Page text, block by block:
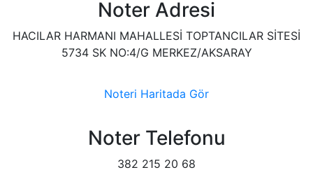
Noter Adresi
HACILAR HARMANI MAHALLESİ TOPTANCILAR SİTESİ
5734 SK NO:4/G MERKEZ/AKSARAY
Noteri Haritada Gör
Noter Telefonu
382 215 20 68